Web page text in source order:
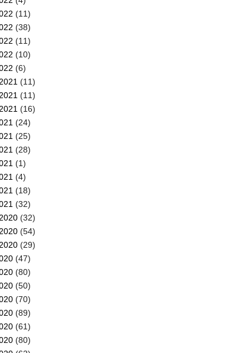
(11)
(38)
(11)
(10)
(6)
(11)
(11)
(16)
(24)
(25)
(28)
(1)
(4)
(18)
(32)
(32)
(54)
(29)
(47)
(80)
(50)
(70)
(89)
(61)
(80)